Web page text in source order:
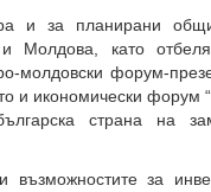
и за планирани
Молдова, като
молдовски форум-
и икономически форум
страна на
за